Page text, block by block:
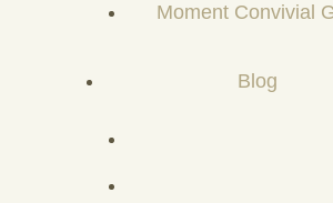
Moment Convivial
Blog